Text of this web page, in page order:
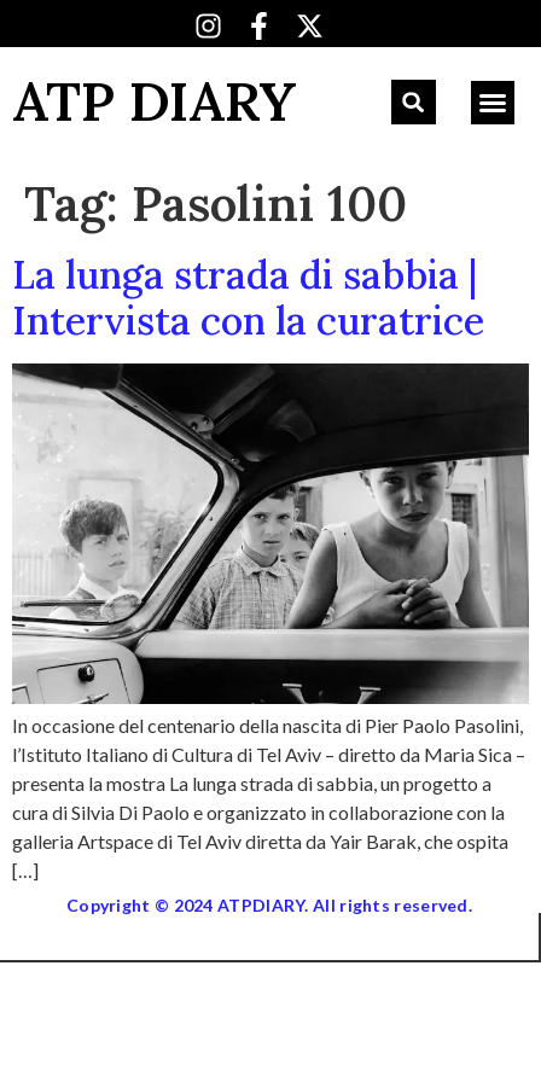
ATP DIARY
Tag: Pasolini 100
La lunga strada di sabbia |
Intervista con la curatrice
In occasione del centenario della nascita di Pier Paolo Pasolini,
l’Istituto Italiano di Cultura di Tel Aviv – diretto da Maria Sica –
presenta la mostra La lunga strada di sabbia, un progetto a
cura di Silvia Di Paolo e organizzato in collaborazione con la
galleria Artspace di Tel Aviv diretta da Yair Barak, che ospita
[…]
Copyright © 2024 ATPDIARY. All rights reserved.